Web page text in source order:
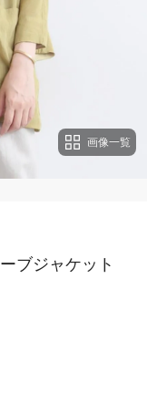
画像一覧
ブジャケット